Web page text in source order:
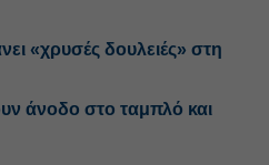
«χρυσές δουλειές» στη
άνοδο στο ταμπλό και